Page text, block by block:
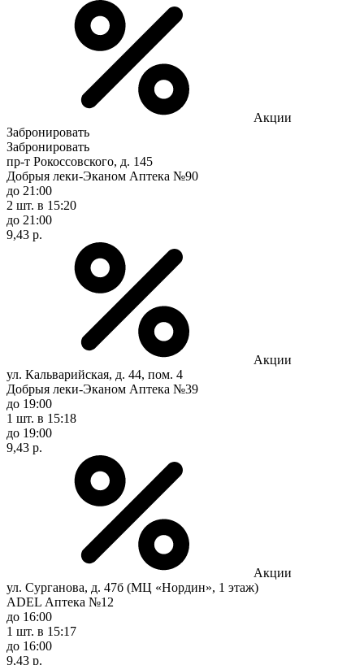
Акции
Забронировать
Забронировать
пр-т Рокоссовского, д. 145
Добрыя леки-Эканом Аптека №90
до 21:00
2 шт. в 15:20
до 21:00
9,43 р.
Акции
ул. Кальварийская, д. 44, пом. 4
Добрыя леки-Эканом Аптека №39
до 19:00
1 шт. в 15:18
до 19:00
9,43 р.
Акции
ул. Сурганова, д. 47б (МЦ «Нордин», 1 этаж)
ADEL Аптека №12
до 16:00
1 шт. в 15:17
до 16:00
9,43 р.